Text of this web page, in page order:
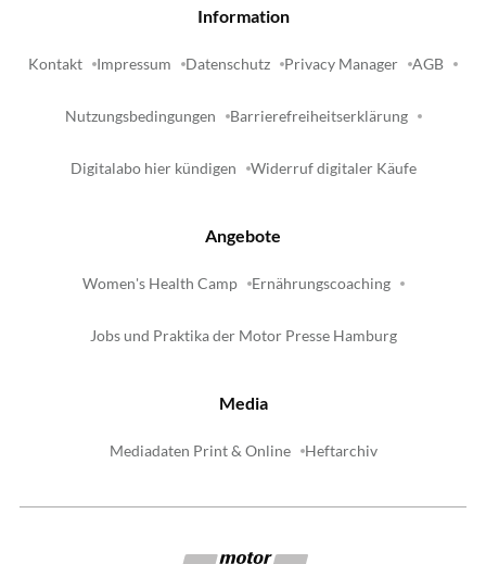
Information
Kontakt Impressum Datenschutz Privacy Manager AGB
Nutzungsbedingungen Barrierefreiheitserklärung
Digitalabo hier kündigen Widerruf digitaler Käufe
Angebote
Women's Health Camp Ernährungscoaching
Jobs und Praktika der Motor Presse Hamburg
Media
Mediadaten Print & Online Heftarchiv